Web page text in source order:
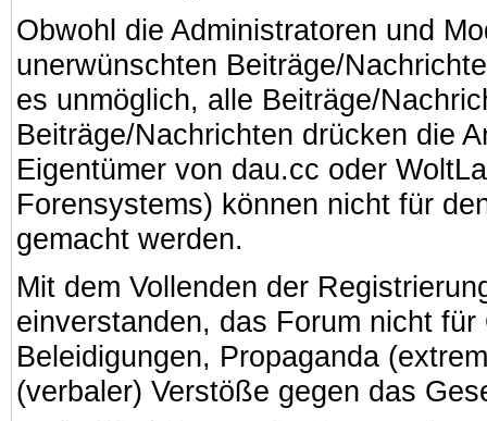
Obwohl die Administratoren und
unerwünschten Beiträge/
es unmöglich, alle Beiträge/
Beiträge/Nachrichten drücken die
Eigentümer von dau.cc oder
Forensystems) können nicht für
gemacht werden.
Mit dem Vollenden der
einverstanden, das Forum nicht
Beleidigungen, Propaganda
(verbaler) Verstöße gegen das